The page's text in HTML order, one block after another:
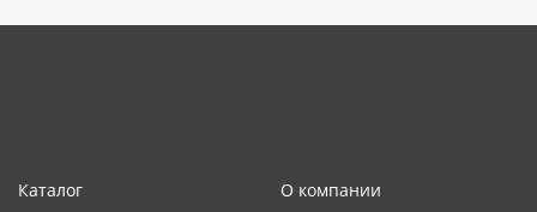
Каталог
О компании